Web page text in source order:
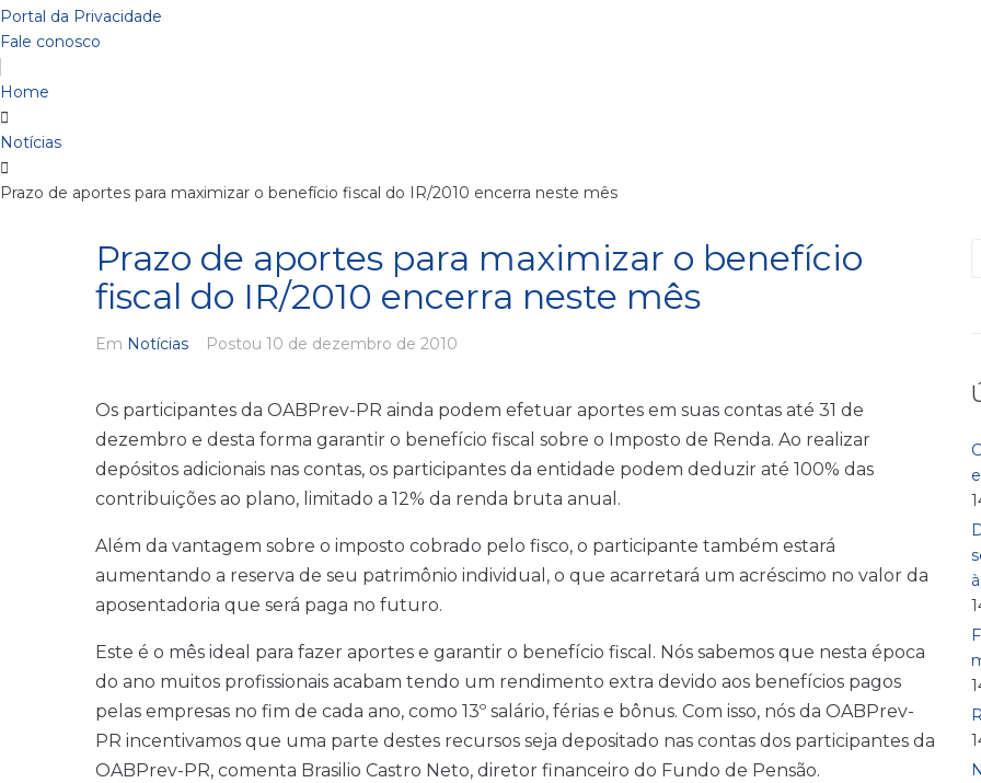
Portal da Privacidade
Fale conosco
Home
Notícias
Prazo de aportes para maximizar o benefício fiscal do IR/2010 encerra neste mês
Prazo de aportes para maximizar o benefício
fiscal do IR/2010 encerra neste mês
Em Notícias Postou 10 de dezembro de 2010
Os participantes da OABPrev-PR ainda podem efetuar aportes em suas contas até 31 de
dezembro e desta forma garantir o benefício fiscal sobre o Imposto de Renda. Ao realizar
depósitos adicionais nas contas, os participantes da entidade podem deduzir até 100% das
contribuições ao plano, limitado a 12% da renda bruta anual.
Além da vantagem sobre o imposto cobrado pelo fisco, o participante também estará
aumentando a reserva de seu patrimônio individual, o que acarretará um acréscimo no valor da
aposentadoria que será paga no futuro.
Este é o mês ideal para fazer aportes e garantir o benefício fiscal. Nós sabemos que nesta época
do ano muitos profissionais acabam tendo um rendimento extra devido aos benefícios pagos
pelas empresas no fim de cada ano, como 13º salário, férias e bônus. Com isso, nós da OABPrev-
PR incentivamos que uma parte destes recursos seja depositado nas contas dos participantes da
OABPrev-PR, comenta Brasilio Castro Neto, diretor financeiro do Fundo de Pensão.